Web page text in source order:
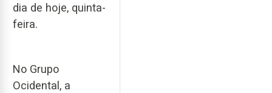
dia de hoje, quinta-
feira.
No Grupo
Ocidental, a